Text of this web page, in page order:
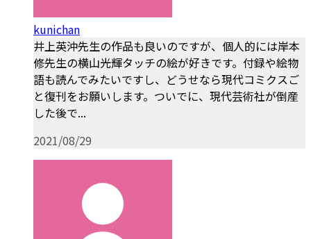
kunichan
井上英沖先生の作品も良いのですが、個人的には岸本
修先生の横山光輝タッチの絵が好きです。付録や絵物
語も読んでみたいですし、どうせなら現代コミクスご
と復刊をお願いします。ついでに、現代芸術社が倒産
した後で...
2021/08/29